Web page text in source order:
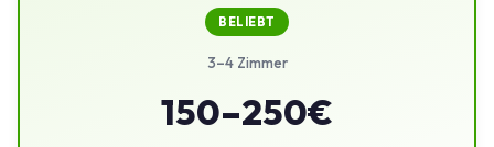
BELIEBT
3–4 Zimmer
150–250€